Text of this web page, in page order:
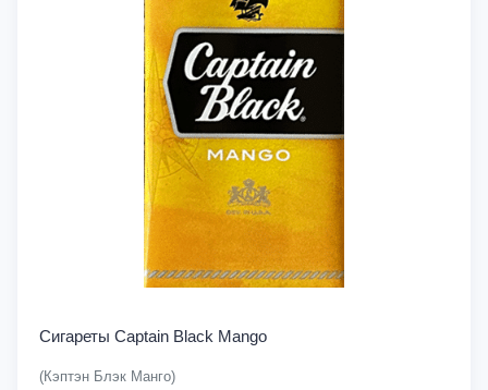
Сигареты Captain Black Mango
(Кэптэн Блэк Манго)